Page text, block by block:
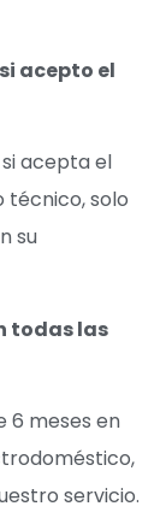
acepto el
acepta el
solo
su
todas las
6 meses en
servicio.